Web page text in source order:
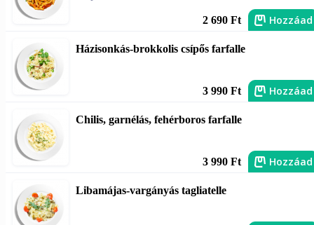
2 690 Ft Hozzáad
Házisonkás-brokkolis csípős farfalle
3 990 Ft Hozzáad
Chilis, garnélás, fehérboros farfalle
3 990 Ft Hozzáad
Libamájas-vargányás tagliatelle